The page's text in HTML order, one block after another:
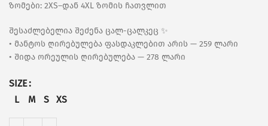
ზომები: 2XS–დან 4XL ზომის ჩათვლით
შესაძლებელია შეძენა ცალ-ცალკეც ✨
• მანტოს ღირებულება ფასდაკლებით არის — 259 ლარი
• შიდა ორეულის ღირებულება — 278 ლარი
SIZE
L
M S XS